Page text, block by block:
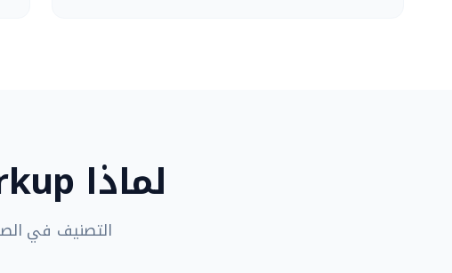
لماذا Schema Markup
التصنيف في